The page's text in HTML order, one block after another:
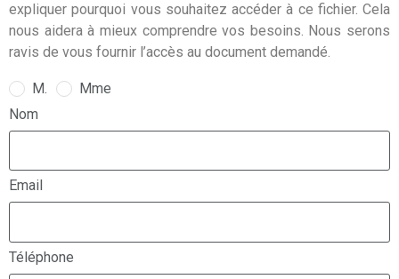
expliquer pourquoi vous souhaitez accéder à ce fichier. Cela
nous aidera à mieux comprendre vos besoins. Nous serons
ravis de vous fournir l’accès au document demandé.
M.
Mme
Nom
Email
Téléphone